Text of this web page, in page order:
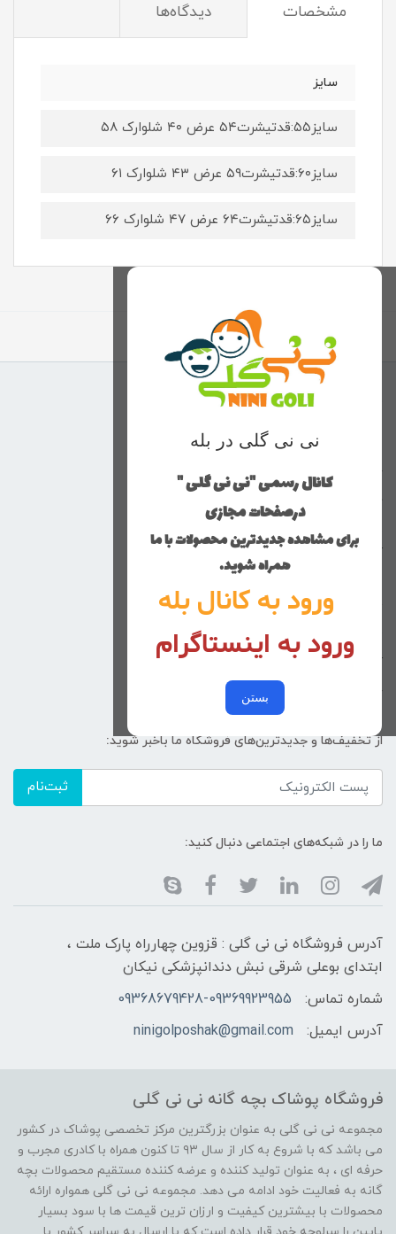
مشخصات دیدگاه‌ها
سایز
سایز۵۵:قدتیشرت۵۴ عرض ۴۰ شلوارک ۵۸
سایز۶۰:قدتیشرت۵۹ عرض ۴۳ شلوارک ۶۱
سایز۶۵:قدتیشرت۶۴ عرض ۴۷ شلوارک ۶۶
نی نی گلی در بله
کانال رسمی "نی نی گلی "
درصفحات مجازی
برای مشاهده جدیدترین محصولات با ما
همراه شوید.
ورود به کانال بله
ورود به اینستاگرام
بستن
برگشت به بالا
منوی وب‌سایت
خانه
کوچولوهای نی نی گلی
تماس با ما
کد پیگیری سفارشات
خرید عمده
از تخفیف‌ها و جدیدترین‌های فروشگاه ما باخبر شوید:
ثبت‌نام
ما را در شبکه‌های اجتماعی دنبال کنید:
آدرس فروشگاه نی نی گلی : قزوین چهارراه پارک ملت ،
ابتدای بوعلی شرقی نبش دندانپزشکی نیکان
شماره تماس:
09368679428-09369923955
آدرس ایمیل:
ninigolposhak@gmail.com
فروشگاه پوشاک بچه گانه نی نی گلی
مجموعه نی نی گلی به عنوان بزرگترین مرکز تخصصی پوشاک در کشور
می باشد که با شروع به کار از سال ۹۳ تا کنون همراه با کادری مجرب و
حرفه ای ، به عنوان تولید کننده و عرضه کننده مستقیم محصولات بچه
گانه به فعالیت خود ادامه می دهد. مجموعه نی نی گلی همواره ارائه
محصولات با بیشترین کیفیت و ارزان ترین قیمت ها با سود بسیار